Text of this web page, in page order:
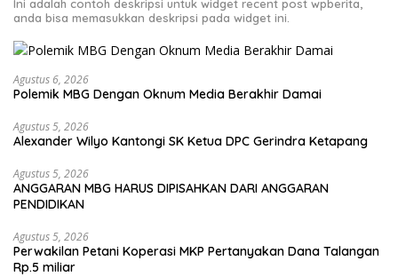
Ini adalah contoh deskripsi untuk widget recent post wpberita,
anda bisa memasukkan deskripsi pada widget ini.
Agustus 6, 2026
Polemik MBG Dengan Oknum Media Berakhir Damai
Agustus 5, 2026
Alexander Wilyo Kantongi SK Ketua DPC Gerindra Ketapang
Agustus 5, 2026
ANGGARAN MBG HARUS DIPISAHKAN DARI ANGGARAN
PENDIDIKAN
Agustus 5, 2026
Perwakilan Petani Koperasi MKP Pertanyakan Dana Talangan
Rp.5 miliar